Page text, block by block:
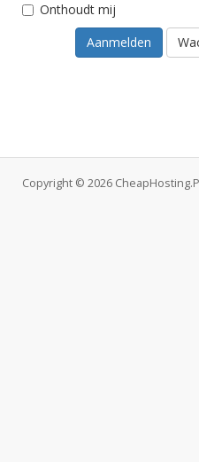
Onthoudt mij
Copyright © 2026